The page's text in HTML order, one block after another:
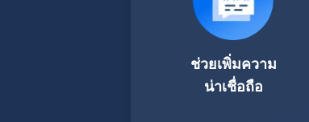
ช่วยเพิ่มความ
น่าเชื่อถือ